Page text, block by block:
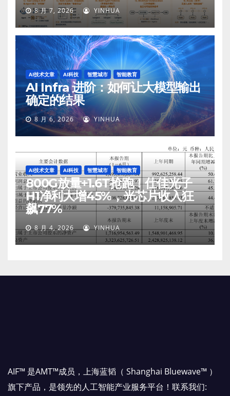
8 月 7, 2026 YINHUA
AI技术文章 AI科技 智慧城市 智能教育
AI Infra 进阶：如何让大模型输出
确定的结果
8 月 6, 2026 YINHUA
AI技术文章 AI科技 智慧城市 智能教育
800G放量+1.6T抢跑！仕佳光子
H1净利大增45%，光芯片收入狂
飙77%
8 月 4, 2026 YINHUA
AIF™ 是AMT™成员，上海蓝韬（ Shanghai Bluewave™ ）
旗下产品，是领先的人工智能产业服务平台！联系我们: